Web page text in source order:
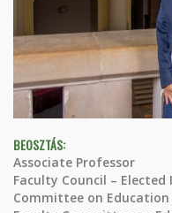
BEOSZTÁS:
Associate Professor
Faculty Council – Elected
Committee on